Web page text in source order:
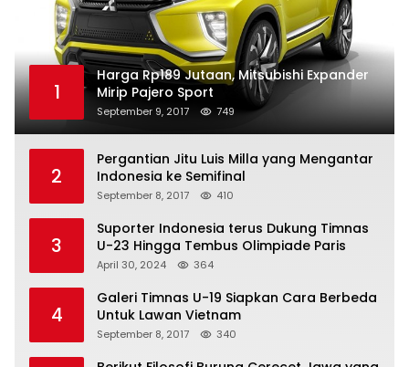
1
Harga Rp189 Jutaan, Mitsubishi Expander
Mirip Pajero Sport
September 9, 2017 749
2
Pergantian Jitu Luis Milla yang Mengantar
Indonesia ke Semifinal
September 8, 2017 410
3
Suporter Indonesia terus Dukung Timnas
U-23 Hingga Tembus Olimpiade Paris
April 30, 2024 364
4
Galeri Timnas U-19 Siapkan Cara Berbeda
Untuk Lawan Vietnam
September 8, 2017 340